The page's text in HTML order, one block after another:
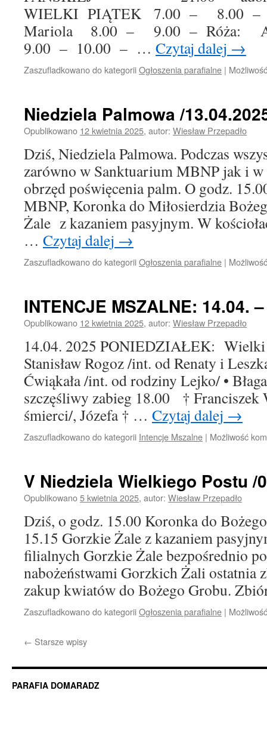
WIELKI PIĄTEK 7.00 – 8.00 –
Mariola 8.00 – 9.00 – Róża:
9.00 – 10.00 – … Czytaj dalej →
Zaszufladkowano do kategoriiOgłoszenia parafialne |
Niedziela Palmowa /
Opublikowano 12 kwietnia 2025, autor: Wiesław Przepadło
Dziś, Niedziela Palmowa. Podczas
zarówno w Sanktuarium MBNP jak i w
obrzęd poświęcenia palm. O godz.
MBNP, Koronka do Miłosierdzia
Żale z kazaniem pasyjnym. W
… Czytaj dalej →
Zaszufladkowano do kategoriiOgłoszenia parafialne |
INTENCJE MSZALNE: 14.04.
Opublikowano 12 kwietnia 2025, autor: Wiesław Przepadło
14.04. 2025 PONIEDZIAŁEK:
Stanisław Rogoz /int. od Renaty i
Ćwiąkała /int. od rodziny Lejko/ •
szczęśliwy zabieg 18.00 † Franciszek
śmierci/, Józefa † … Czytaj dalej →
Zaszufladkowano do kategorii Intencje Mszalne | Możliwość
V Niedziela Wielkiego Postu /
Opublikowano5 kwietnia 2025, autor: Wiesław Przepadło
Dziś, o godz. 15.00 Koronka do
15.15 Gorzkie Żale z kazaniem
filialnych Gorzkie Żale bezpośrednio
nabożeństwami Gorzkich Żali ostatnia
zakup kwiatów do Bożego Grobu.
Zaszufladkowano do kategoriiOgłoszenia parafialne |
← Starsze wpisy
PARAFIA DOMARADZ